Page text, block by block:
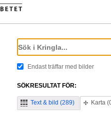
Endast träffar med bilder
SÖKRESULTAT FÖR:
Text & bild (289) Karta